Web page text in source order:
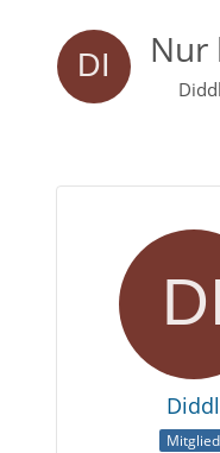
Nur
Diddl
Diddl
Mitglied